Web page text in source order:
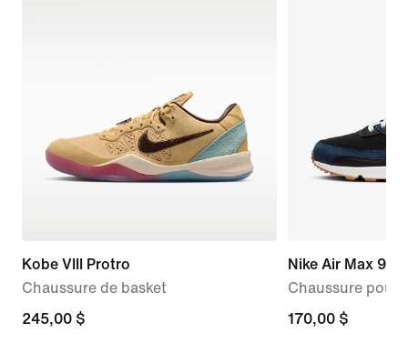
Kobe VIII Protro
Chaussure de basket
245,00 $
245,00 $
Nike Air Max 90
Chaussure pour
170,00 $
170,00 $